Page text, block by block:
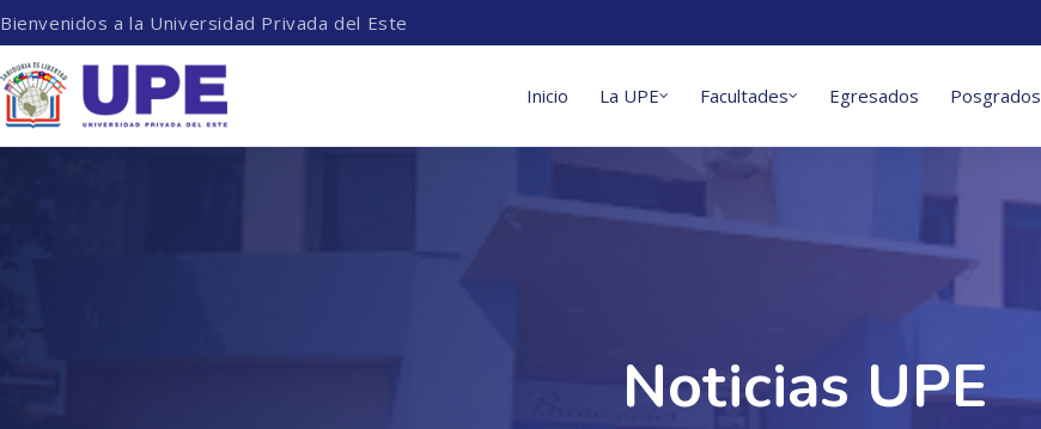
Bienvenidos a la Universidad Privada del Este
Inicio La UPE Facultades Egresados Posgrados
Noticias UPE